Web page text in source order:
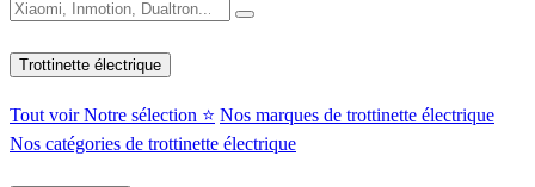
Trottinette électrique
Tout voirNotre sélection ⭐ Nos marques de trottinette électrique
Nos catégories de trottinette électrique